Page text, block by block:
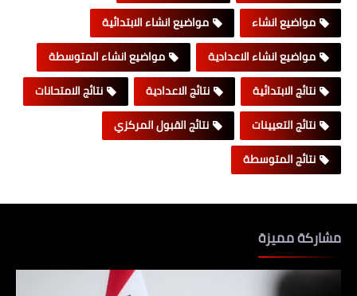
مواضيع انشاء
مواضيع انشاء الابتدائية
مواضيع انشاء الاعدادية
مواضيع انشاء المتوسطة
نتائج الابتدائية
نتائج الاعدادية
نتائج الامتحانات
نتائج التعيينات
نتائج القبول المركزي
نتائج المتوسطة
مشاركة مميزة